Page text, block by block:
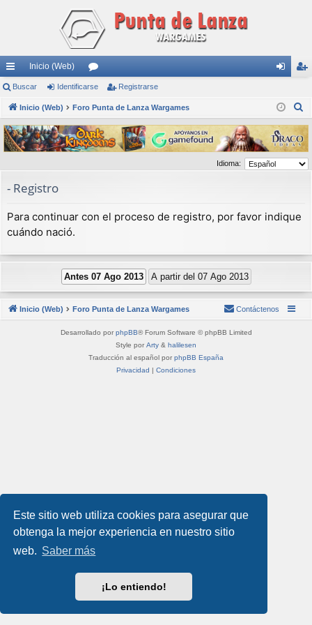
Este sitio web utiliza cookies para asegurar que
obtenga la mejor experiencia en nuestro sitio
web. Saber más
¡Lo entiendo!
nl
ac
es
rá
pi
do
s
Inicio (Web)
or
os nti
fic
ar
se
ist
ra
rs
e
Buscar Identificarse Registrarse
Inicio (Web) Foro Punta de Lanza Wargames
s
c
a
Idioma:
- Registro
Para continuar con el proceso de registro, por favor indique
cuándo nació.
Inicio (Web) Foro Punta de Lanza Wargames Contáctenos
Desarrollado por phpBB® Forum Software © phpBB Limited
Style por Arty & halilesen
Traducción al español por phpBB España
Privacidad | Condiciones